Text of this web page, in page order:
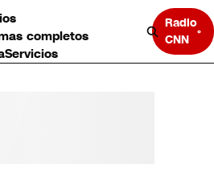
completos
Servicios
Radio
CNN